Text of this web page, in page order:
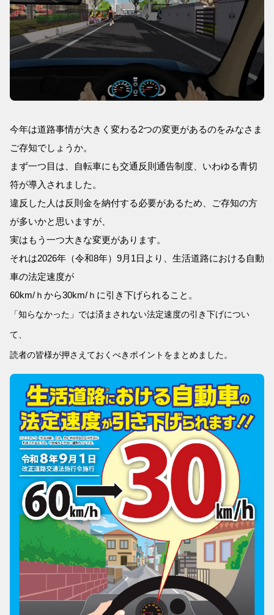
今年は道路事情が大きく変わる2つの変更があるのをみなさま
ご存知でしょうか。
まず一つ目は、自転車にも交通反則通告制度、いわゆる青切
符が導入されました。
違反した人は反則金を納付する必要があるため、ご存知の方
が多いかと思いますが、
実はもう一つ大きな変更があります。
それは2026年（令和8年）9月1日より、生活道路における自動
車の法定速度が
60km/ｈから30km/ｈに引き下げられること。
「知らなかった」では済まされない法定速度の引き下げについ
て、
読者の皆様が押さえておくべきポイントをまとめました。